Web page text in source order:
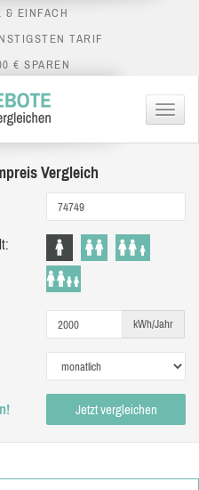
& EINFACH
TARIF
€ SPAREN
Menü
Vergleich
kWh/Jahr
Jetzt vergleichen